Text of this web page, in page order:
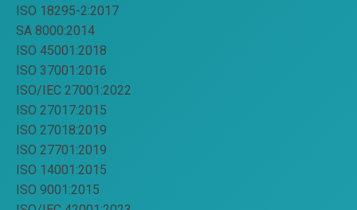
ISO 18295-2:2017
SA 8000:2014
ISO 45001:2018
ISO 37001:2016
ISO/IEC 27001:2022
ISO 27017:2015
ISO 27018:2019
ISO 27701:2019
ISO 14001:2015
ISO 9001:2015